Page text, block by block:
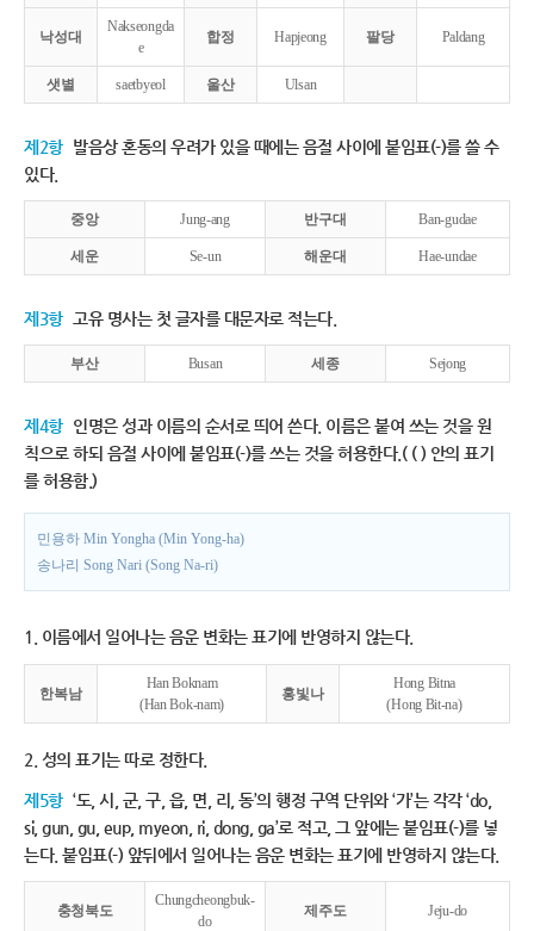
낙성대
Nakseongda
e
합정 Hapjeong 팔당 Paldang
샛별 saetbyeol 울산 Ulsan
제2항 발음상 혼동의 우려가 있을 때에는 음절 사이에 붙임표(-)를 쓸 수
있다.
중앙 Jung-ang 반구대 Ban-gudae
세운 Se-un 해운대 Hae-undae
제3항 고유 명사는 첫 글자를 대문자로 적는다.
부산 Busan 세종 Sejong
제4항 인명은 성과 이름의 순서로 띄어 쓴다. 이름은 붙여 쓰는 것을 원
칙으로 하되 음절 사이에 붙임표(-)를 쓰는 것을 허용한다.( ( ) 안의 표기
를 허용함.)
민용하 Min Yongha (Min Yong-ha)
송나리 Song Nari (Song Na-ri)
1. 이름에서 일어나는 음운 변화는 표기에 반영하지 않는다.
한복남
Han Boknam
(Han Bok-nam)
홍빛나
Hong Bitna
(Hong Bit-na)
2. 성의 표기는 따로 정한다.
제5항 ‘도, 시, 군, 구, 읍, 면, 리, 동’의 행정 구역 단위와 ‘가’는 각각 ‘do,
si, gun, gu, eup, myeon, ri, dong, ga’로 적고, 그 앞에는 붙임표(-)를 넣
는다. 붙임표(-) 앞뒤에서 일어나는 음운 변화는 표기에 반영하지 않는다.
충청북도
Chungcheongbuk-
do
제주도 Jeju-do